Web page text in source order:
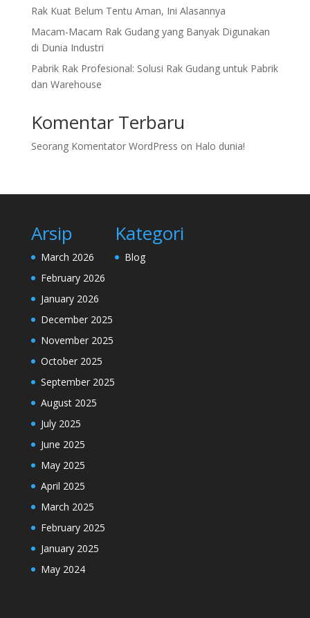
Rak Kuat Belum Tentu Aman, Ini Alasannya
Macam-Macam Rak Gudang yang Banyak Digunakan
di Dunia Industri
Pabrik Rak Profesional: Solusi Rak Gudang untuk Pabrik
dan Warehouse
Komentar Terbaru
Seorang Komentator WordPress on Halo dunia!
Arsip
March 2026
February 2026
January 2026
December 2025
November 2025
October 2025
September 2025
August 2025
July 2025
June 2025
May 2025
April 2025
March 2025
February 2025
January 2025
May 2024
Kategori
Blog